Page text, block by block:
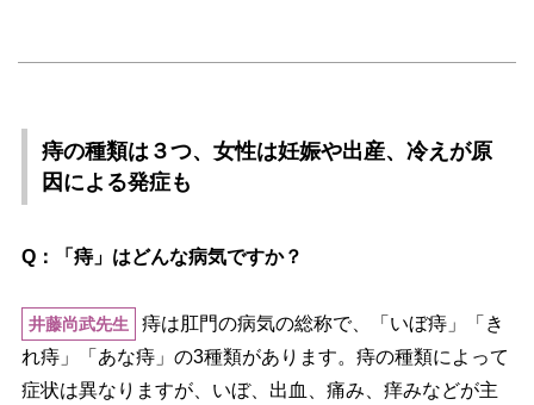
痔の種類は３つ、女性は妊娠や出産、冷えが原
因による発症も
Q：「痔」はどんな病気ですか？
井藤尚武先生
痔は肛門の病気の総称で、「いぼ痔」「き
れ痔」「あな痔」の3種類があります。痔の種類によって
症状は異なりますが、いぼ、出血、痛み、痒みなどが主